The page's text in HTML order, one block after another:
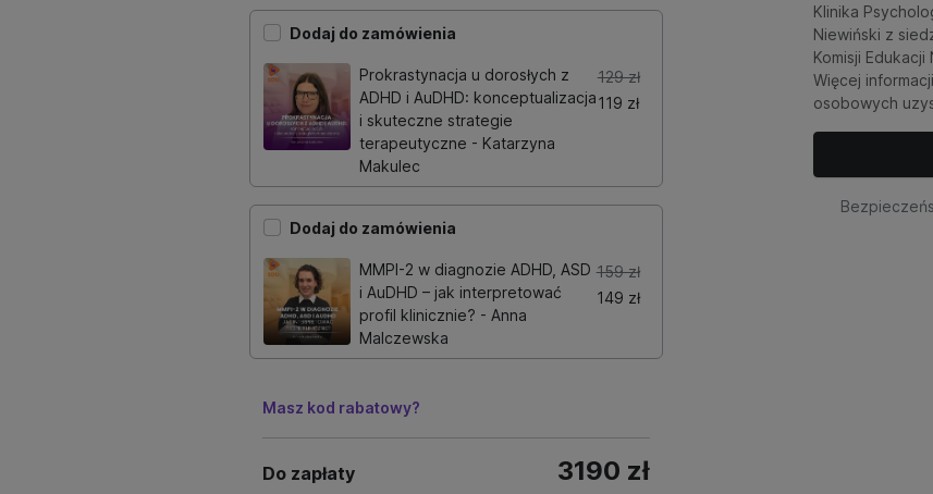
Dodaj do zamówienia
Prokrastynacja u dorosłych z
ADHD i AuDHD: konceptualizacja
i skuteczne strategie
terapeutyczne - Katarzyna
Makulec
129 zł
119 zł
Dodaj do zamówienia
MMPI-2 w diagnozie ADHD, ASD
i AuDHD – jak interpretować
profil klinicznie? - Anna
Malczewska
159 zł
149 zł
Masz kod rabatowy?
Do zapłaty 3190 zł
Klinika
Niewiński z
Komisji
Więcej
osobowych